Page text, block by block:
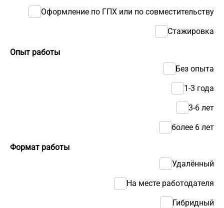
Оформление по ГПХ или по совместительству
Стажировка
Опыт работы
Без опыта
1-3 года
3-6 лет
более 6 лет
Формат работы
Удалённый
На месте работодателя
Гибридный